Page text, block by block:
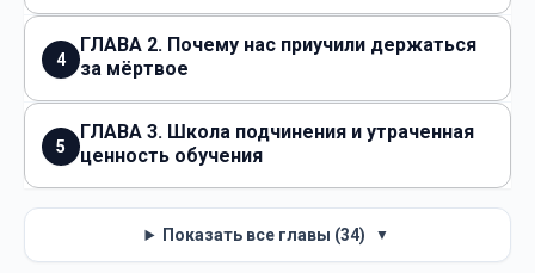
4
ГЛАВА 2. Почему нас приучили держаться
за мёртвое
5
ГЛАВА 3. Школа подчинения и утраченная
ценность обучения
Показать все главы (34) ▼